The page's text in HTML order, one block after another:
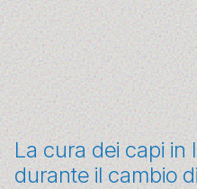
La cura dei capi in
durante il cambio